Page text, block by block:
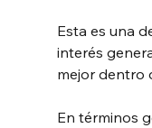
Esta es una
interés
mejor dentro
En términos